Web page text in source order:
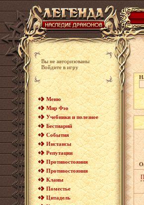
Вы не авторизованы
Войдите в игру
Меню
Мир Фэо
Учебники и полезное
Бестиарий
События
Инстансы
Репутации
Противостояния
Противостояния
Кланы
Поместье
Цитадель